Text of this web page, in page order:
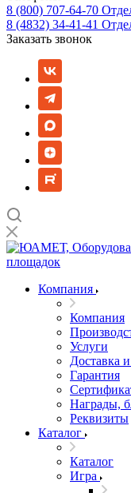
8 (800) 707-64-70
8 (4832) 34-41-41
Заказать звонок
Компания
Компания
Услуги
Доставка
Гарантия
Награды,
Реквизиты
Каталог
Каталог
Игра